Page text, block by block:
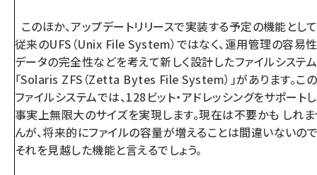
このほか、アップデートリリースで実装する予定の機能として
従来のUFS（Unix File System）ではなく、運用管理の容易性
データの完全性などを考えて新しく設計したファイルシステム
「Solaris ZFS（Zetta Bytes File System）」があります。この
ファイルシステムでは、128ビット・アドレッシングをサポートし
事実上無限大のサイズを実現します。現在は不要かも しれ
んが、将来的にファイルの容量が増えることは間違いないので
それを見越した機能と言えるでしょう。